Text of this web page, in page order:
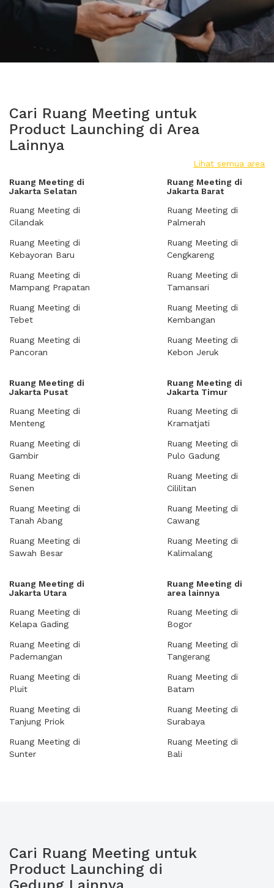
Cari Ruang Meeting untuk
Product Launching di Area
Lainnya
Lihat semua area
Ruang Meeting di
Jakarta Selatan
Ruang Meeting di
Cilandak
Ruang Meeting di
Kebayoran Baru
Ruang Meeting di
Mampang Prapatan
Ruang Meeting di
Tebet
Ruang Meeting di
Pancoran
Ruang Meeting di
Jakarta Barat
Ruang Meeting di
Palmerah
Ruang Meeting di
Cengkareng
Ruang Meeting di
Tamansari
Ruang Meeting di
Kembangan
Ruang Meeting di
Kebon Jeruk
Ruang Meeting di
Jakarta Pusat
Ruang Meeting di
Menteng
Ruang Meeting di
Gambir
Ruang Meeting di
Senen
Ruang Meeting di
Tanah Abang
Ruang Meeting di
Sawah Besar
Ruang Meeting di
Jakarta Timur
Ruang Meeting di
Kramatjati
Ruang Meeting di
Pulo Gadung
Ruang Meeting di
Cililitan
Ruang Meeting di
Cawang
Ruang Meeting di
Kalimalang
Ruang Meeting di
Jakarta Utara
Ruang Meeting di
Kelapa Gading
Ruang Meeting di
Pademangan
Ruang Meeting di
Pluit
Ruang Meeting di
Tanjung Priok
Ruang Meeting di
Sunter
Ruang Meeting di
area lainnya
Ruang Meeting di
Bogor
Ruang Meeting di
Tangerang
Ruang Meeting di
Batam
Ruang Meeting di
Surabaya
Ruang Meeting di
Bali
Cari Ruang Meeting untuk
Product Launching di